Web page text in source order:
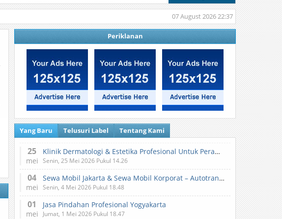
07 August 2026 22:37
Periklanan
Yang Baru Telusuri Label Tentang Kami
25
mei
Klinik Dermatologi & Estetika Profesional Untuk Perawatan Kulit dan Kecantikan
Senin, 25 Mei 2026 Pukul 14.26
04
mei
Sewa Mobil Jakarta & Sewa Mobil Korporat – Autotranz Indonesia
Senin, 4 Mei 2026 Pukul 18.48
01
mei
Jasa Pindahan Profesional Yogyakarta
Jumat, 1 Mei 2026 Pukul 18.47